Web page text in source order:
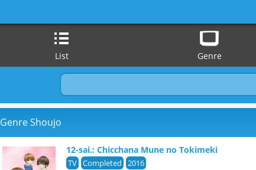
List Genre
Genre Shoujo
12-sai.: Chicchana Mune no Tokimeki
TV Completed 2016